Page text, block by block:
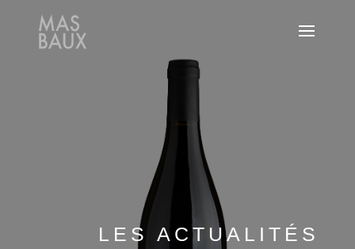
LES ACTUALITÉS